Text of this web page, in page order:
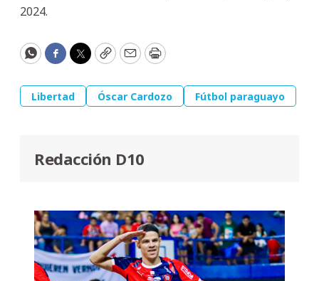
2024.
WhatsApp
Facebook
Twitter
CopyEmailPrint
Libertad Óscar Cardozo Fútbol paraguayo
Redacción D10